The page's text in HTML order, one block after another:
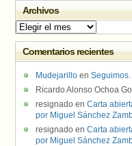
Archivos
Archivos
Comentarios recientes
Mudejarillo en
Ricardo Alonso Ochoa
resignado en Carta
por Miguel Sánchez
resignado en Carta
por Miguel Sánchez